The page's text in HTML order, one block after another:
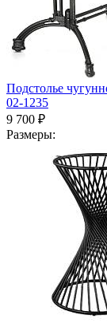
Подстолье
02-1235
9 700 ₽
Размеры: